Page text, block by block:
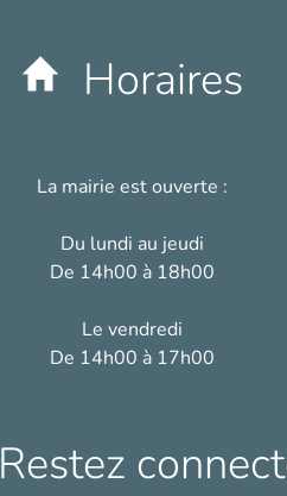
Horaires
La mairie est ouverte :
Du lundi au jeudi
De 14h00 à 18h00
Le vendredi
De 14h00 à 17h00
Restez